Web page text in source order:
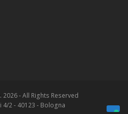
2026 - All Rights Reserved
4/2 - 40123 - Bologna